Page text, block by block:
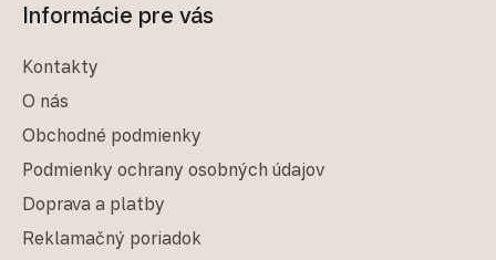
Informácie pre vás
Kontakty
O nás
Obchodné podmienky
Podmienky ochrany osobných údajov
Doprava a platby
Reklamačný poriadok